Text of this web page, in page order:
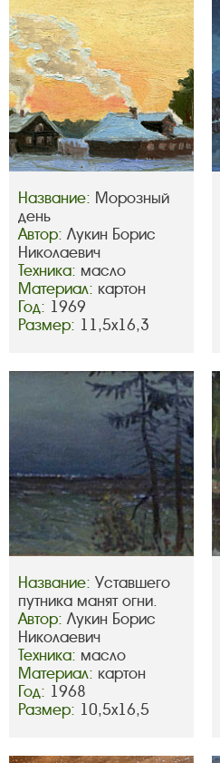
Название: Морозный
день
Автор: Лукин Борис
Николаевич
Техника: масло
Материал: картон
Год: 1969
Размер: 11,5х16,3
Название: Уставшего
путника манят огни.
Автор: Лукин Борис
Николаевич
Техника: масло
Материал: картон
Год: 1968
Размер: 10,5х16,5